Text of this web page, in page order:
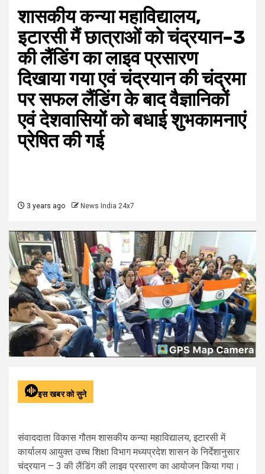
शासकीय कन्‍या महाविद्यालय,
इटारसी मैं छात्राओं को चंद्रयान–3
की लैंडिंग का लाइव प्रसारण
दिखाया गया एवं चंद्रयान की चंद्रमा
पर सफल लैंडिंग के बाद वैज्ञानिकों
एवं देशवासियों को बधाई शुभकामनाएं
प्रेषित की गई
3 years ago News India 24x7
इस खबर को सुने
संवाददाता विकास गौतम शासकीय कन्या महाविद्यालय, इटारसी में
कार्यालय आयुक्‍त उच्च शिक्षा विभाग मध्यप्रदेश शासन के निर्देशानुसार
चंद्रयान – 3 की लैंडिंग की लाइव प्रसारण का आयोजन किया गया।